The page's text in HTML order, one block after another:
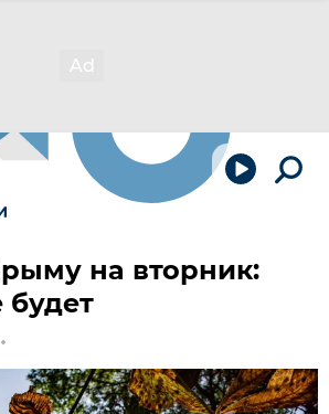
на вторник: